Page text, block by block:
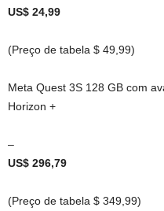
US$ 24,99
(Preço de tabela $ 49,99)
Meta Quest 3S 128 GB com
Horizon +
–
US$ 296,79
(Preço de tabela $ 349,99)